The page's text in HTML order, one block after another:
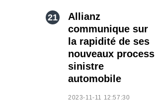
Allianz
communique sur
la rapidité de ses
nouveaux process
sinistre
automobile
2023-11-11 12:57:30